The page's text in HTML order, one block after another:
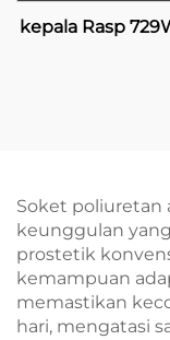
kepala Rasp
Soket poliuretan
keunggulan
prostetik
kemampuan
memastikan
hari, mengatasi